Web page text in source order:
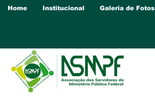
Home Institucional Galeria de Fotos